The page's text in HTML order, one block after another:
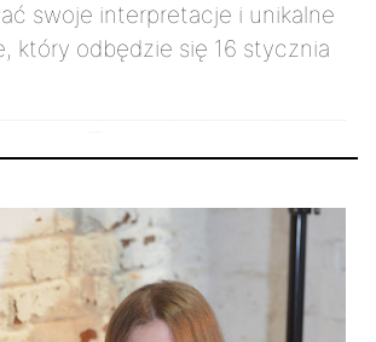
swoje interpretacje i unikalne
który odbędzie się 16 stycznia